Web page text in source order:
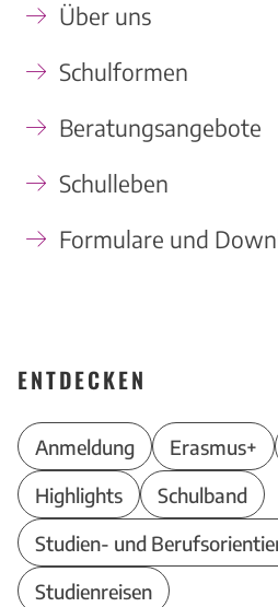
Über uns
Schulformen
Beratungsangebote
Schulleben
Formulare und
ENTDECKEN
Anmeldung Erasmus+
Highlights
Schulband
Studien- und
Studienreisen